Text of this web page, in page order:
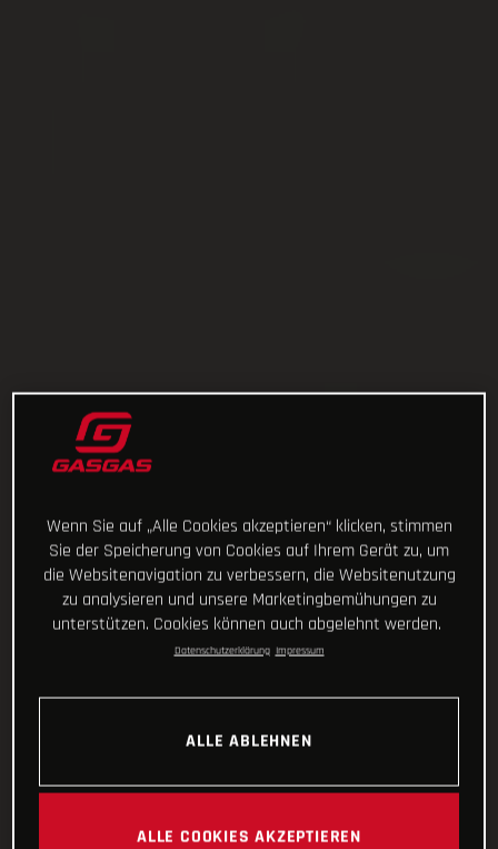
Wenn Sie auf „Alle Cookies akzeptieren“ klicken, stimmen
Sie der Speicherung von Cookies auf Ihrem Gerät zu, um
die Websitenavigation zu verbessern, die Websitenutzung
zu analysieren und unsere Marketingbemühungen zu
unterstützen. Cookies können auch abgelehnt werden.
Datenschutzerklärung Impressum
ALLE ABLEHNEN
ALLE COOKIES AKZEPTIEREN